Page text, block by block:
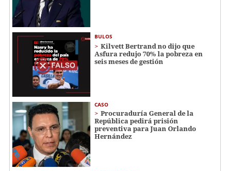
BULOS
Kilvett Bertrand no dijo que
Asfura redujo 70% la pobreza en
seis meses de gestión
CASO
Procuraduría General de la
República pedirá prisión
preventiva para Juan Orlando
Hernández